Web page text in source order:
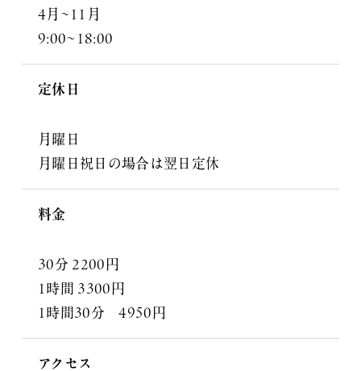
4月~11月
9:00~18:00
定休日
月曜日
月曜日祝日の場合は翌日定休
料金
30分 2200円
1時間 3300円
1時間30分 4950円
アクセス